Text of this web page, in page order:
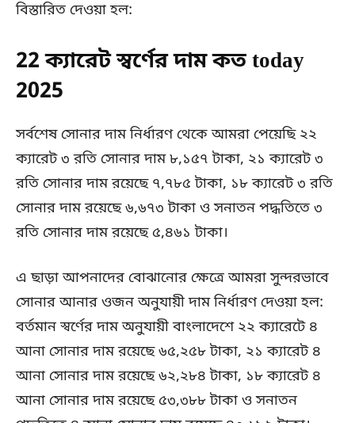
বিস্তারিত দেওয়া হল:
22 ক্যারেট স্বর্ণের দাম কত today
2025
সর্বশেষ সোনার দাম নির্ধারণ থেকে আমরা পেয়েছি ২২
ক্যারেট ৩ রতি সোনার দাম ৮,১৫৭ টাকা, ২১ ক্যারেট ৩
রতি সোনার দাম রয়েছে ৭,৭৮৫ টাকা, ১৮ ক্যারেট ৩ রতি
সোনার দাম রয়েছে ৬,৬৭৩ টাকা ও সনাতন পদ্ধতিতে ৩
রতি সোনার দাম রয়েছে ৫,৪৬১ টাকা।
এ ছাড়া আপনাদের বোঝানোর ক্ষেত্রে আমরা সুন্দরভাবে
সোনার আনার ওজন অনুযায়ী দাম নির্ধারণ দেওয়া হল:
বর্তমান স্বর্ণের দাম অনুযায়ী বাংলাদেশে ২২ ক্যারেটে ৪
আনা সোনার দাম রয়েছে ৬৫,২৫৮ টাকা, ২১ ক্যারেট ৪
আনা সোনার দাম রয়েছে ৬২,২৮৪ টাকা, ১৮ ক্যারেট ৪
আনা সোনার দাম রয়েছে ৫৩,৩৮৮ টাকা ও সনাতন